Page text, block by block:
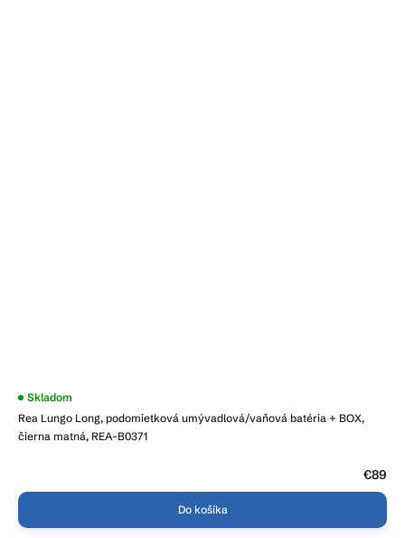
Rea Lungo Long, podomietková umývadlová/vaňová batéria + BOX,
čierna matná, REA-B0371
Skladom
€89
Do košíka